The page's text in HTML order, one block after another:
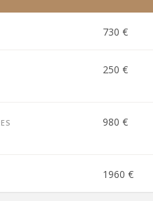
730 €
250 €
980 €
1960 €